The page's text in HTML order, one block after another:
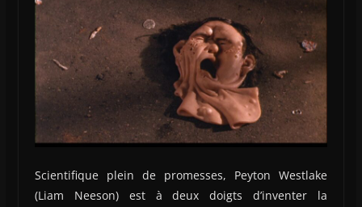
Scientifique plein de promesses, Peyton Westlake
(Liam Neeson) est à deux doigts d’inventer la